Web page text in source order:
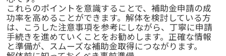
これらのポイントを意識することで、補助金申請の成
功率を高めることができます。解体を検討している方
は、こうした注意事項を参考にしながら、丁寧に申請
手続きを進めていくことをお勧めします。正確な情報
と準備が、スムーズな補助金取得につながります。